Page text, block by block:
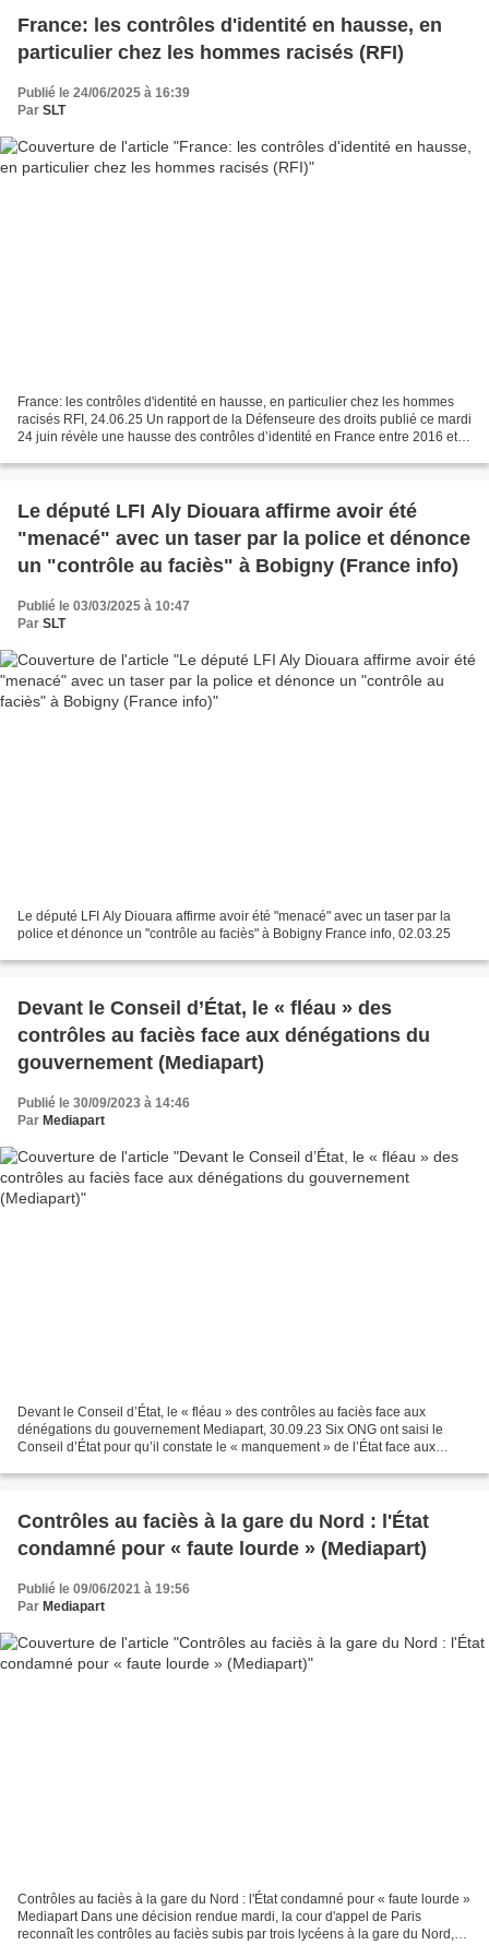
France: les contrôles d'identité en hausse, en
particulier chez les hommes racisés (RFI)
Publié le 24/06/2025 à 16:39
Par SLT
France: les contrôles d'identité en hausse, en particulier chez les hommes
racisés RFI, 24.06.25 Un rapport de la Défenseure des droits publié ce mardi
24 juin révèle une hausse des contrôles d’identité en France entre 2016 et
Le député LFI Aly Diouara affirme avoir été
"menacé" avec un taser par la police et dénonce
un "contrôle au faciès" à Bobigny (France info)
Publié le 03/03/2025 à 10:47
Par SLT
Le député LFI Aly Diouara affirme avoir été "menacé" avec un taser par la
police et dénonce un "contrôle au faciès" à Bobigny France info, 02.03.25
Devant le Conseil d’État, le « fléau » des
contrôles au faciès face aux dénégations du
gouvernement (Mediapart)
Publié le 30/09/2023 à 14:46
Par Mediapart
Devant le Conseil d’État, le « fléau » des contrôles au faciès face aux
dénégations du gouvernement Mediapart, 30.09.23 Six ONG ont saisi le
Conseil d’État pour qu’il constate le « manquement » de l’État face aux
Contrôles au faciès à la gare du Nord : l'État
condamné pour « faute lourde » (Mediapart)
Publié le 09/06/2021 à 19:56
Par Mediapart
Contrôles au faciès à la gare du Nord : l'État condamné pour « faute lourde »
Mediapart Dans une décision rendue mardi, la cour d'appel de Paris
reconnaît les contrôles au faciès subis par trois lycéens à la gare du Nord,